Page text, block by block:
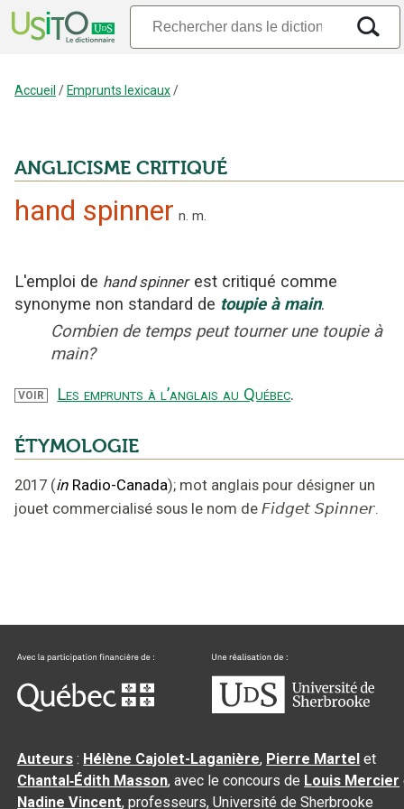
Accueil /Emprunts lexicaux/
ANGLICISME CRITIQUÉ
hand spinner n. m.
L'emploi de hand spinner est critiqué comme
synonyme non standard de toupie à main.
Combien de temps peut tourner une toupie à
main?
VOIR Les emprunts à l’anglais au Québec.
ÉTYMOLOGIE
2017 (in Radio-Canada); mot anglais pour désigner un
jouet commercialisé sous le nom de Fidget Spinner.
Auteurs : Hélène Cajolet-Laganière, Pierre Martel et
Chantal‑Édith Masson, avec le concours de Louis Mercier
Nadine Vincent, professeurs, Université de Sherbrooke